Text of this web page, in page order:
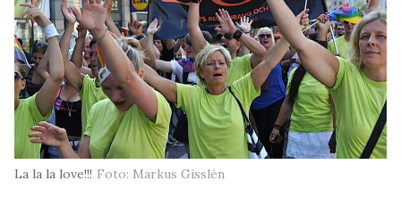
La la la love!!! Foto: Markus Gisslén